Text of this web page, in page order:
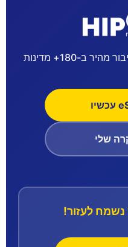
שלי
לעזור!